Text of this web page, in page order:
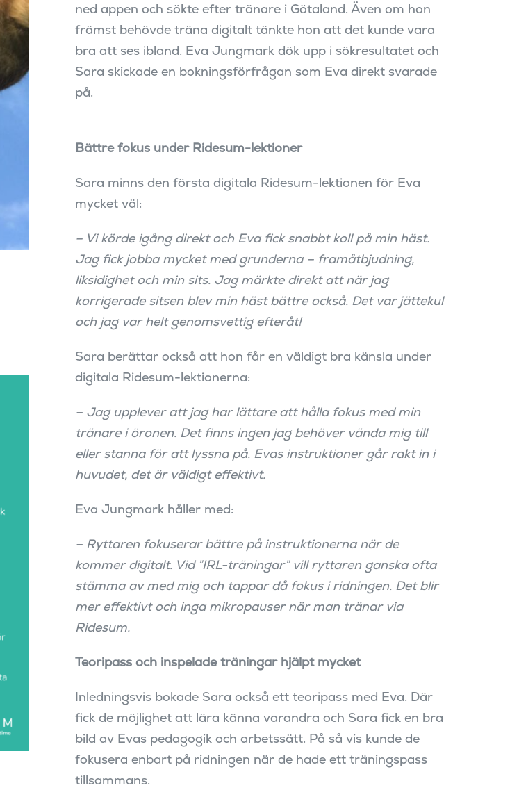
ned appen och sökte efter tränare i Götaland. Även om hon
främst behövde träna digitalt tänkte hon att det kunde vara
bra att ses ibland. Eva Jungmark dök upp i sökresultatet och
Sara skickade en bokningsförfrågan som Eva direkt svarade
på.
Bättre fokus under Ridesum-lektioner
Sara minns den första digitala Ridesum-lektionen för Eva
mycket väl:
– Vi körde igång direkt och Eva fick snabbt koll på min häst.
Jag fick jobba mycket med grunderna – framåtbjudning,
liksidighet och min sits. Jag märkte direkt att när jag
korrigerade sitsen blev min häst bättre också. Det var jättekul
och jag var helt genomsvettig efteråt!
Sara berättar också att hon får en väldigt bra känsla under
digitala Ridesum-lektionerna:
– Jag upplever att jag har lättare att hålla fokus med min
tränare i öronen. Det finns ingen jag behöver vända mig till
eller stanna för att lyssna på. Evas instruktioner går rakt in i
huvudet, det är väldigt effektivt.
Eva Jungmark håller med:
– Ryttaren fokuserar bättre på instruktionerna när de
kommer digitalt. Vid ”IRL-träningar” vill ryttaren ganska ofta
stämma av med mig och tappar då fokus i ridningen. Det blir
mer effektivt och inga mikropauser när man tränar via
Ridesum.
Teoripass och inspelade träningar hjälpt mycket
Inledningsvis bokade Sara också ett teoripass med Eva. Där
fick de möjlighet att lära känna varandra och Sara fick en bra
bild av Evas pedagogik och arbetssätt. På så vis kunde de
fokusera enbart på ridningen när de hade ett träningspass
tillsammans.